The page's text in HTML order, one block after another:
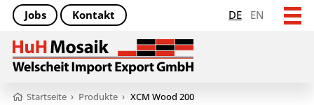
DE EN
Jobs Kontakt
Startseite › Produkte › XCM Wood 200